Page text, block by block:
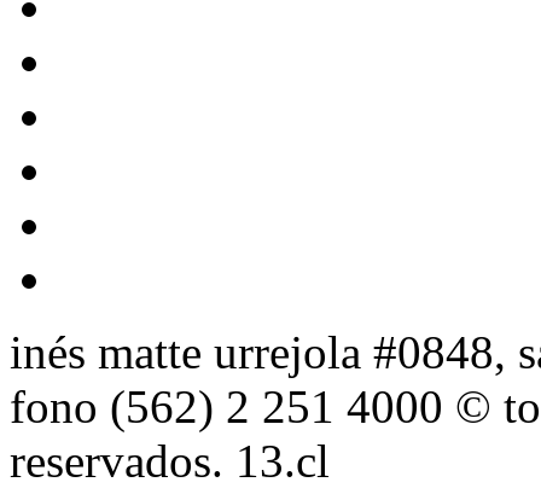
inés matte urrejola #0848,
fono (562) 2 251 4000 ©
reservados. 13.cl